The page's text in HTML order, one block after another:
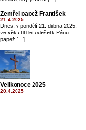
Zemřel papež František
21.4.2025
Dnes, v pondělí 21. dubna 2025,
ve věku 88 let odešel k Pánu
papež […]
Velikonoce 2025
20.4.2025